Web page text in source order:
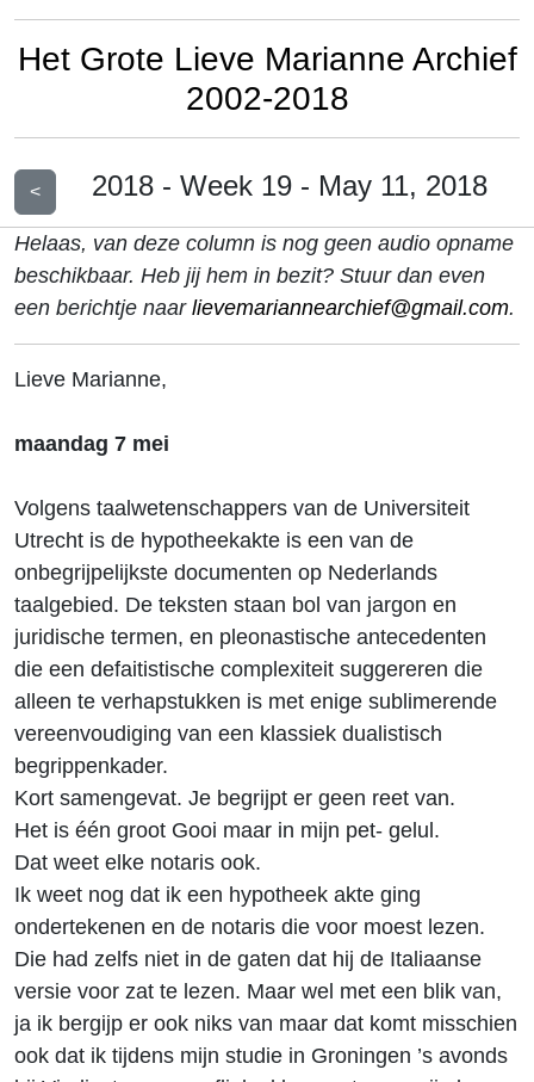
Het Grote Lieve Marianne Archief
2002-2018
< 2018 - Week 19 - May 11, 2018
Helaas, van deze column is nog geen audio opname
beschikbaar. Heb jij hem in bezit? Stuur dan even
een berichtje naar lievemariannearchief@gmail.com.
Lieve Marianne,
maandag 7 mei
Volgens taalwetenschappers van de Universiteit
Utrecht is de hypotheekakte is een van de
onbegrijpelijkste documenten op Nederlands
taalgebied. De teksten staan bol van jargon en
juridische termen, en pleonastische antecedenten
die een defaitistische complexiteit suggereren die
alleen te verhapstukken is met enige sublimerende
vereenvoudiging van een klassiek dualistisch
begrippenkader.
Kort samengevat. Je begrijpt er geen reet van.
Het is één groot Gooi maar in mijn pet- gelul.
Dat weet elke notaris ook.
Ik weet nog dat ik een hypotheek akte ging
ondertekenen en de notaris die voor moest lezen.
Die had zelfs niet in de gaten dat hij de Italiaanse
versie voor zat te lezen. Maar wel met een blik van,
ja ik bergijp er ook niks van maar dat komt misschien
ook dat ik tijdens mijn studie in Groningen ’s avonds